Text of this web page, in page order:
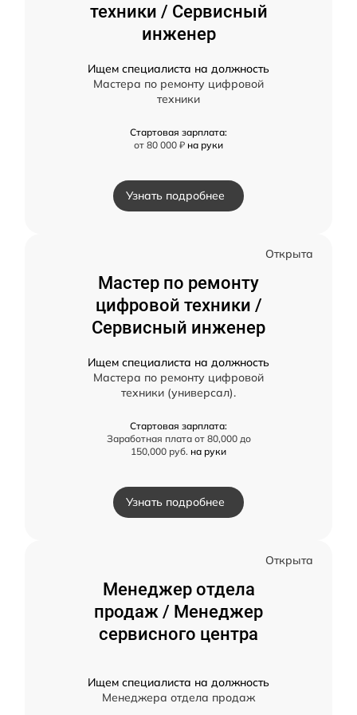
техники / Сервисный
инженер
Ищем специалиста на должность
Мастера по ремонту цифровой
техники
Стартовая зарплата:
от 80 000 ₽ на руки
Узнать подробнее
Открыта
Мастер по ремонту
цифровой техники /
Сервисный инженер
Ищем специалиста на должность
Мастера по ремонту цифровой
техники (универсал).
Стартовая зарплата:
Заработная плата от 80,000 до
150,000 руб. на руки
Узнать подробнее
Открыта
Менеджер отдела
продаж / Менеджер
сервисного центра
Ищем специалиста на должность
Менеджера отдела продаж